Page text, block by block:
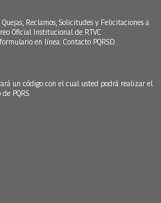
Reclamos, Solicitudes y Felicitaciones a
Oficial Institucional de RTVC
en línea: Contacto PQRSD.
un código con el cual usted podrá realizar el
PQRS